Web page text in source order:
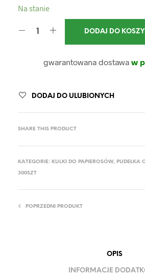
Na stanie
DODAJ DO
gwarantowana dostawa w
DODAJ DO ULUBIONYCH
SHARE THIS PRODUCT
KATEGORIE: KULKI DO PAPIEROSÓW, PUDEŁKA
300SZT
POPRZEDNI PRODUKT
OPIS
INFORMACJE